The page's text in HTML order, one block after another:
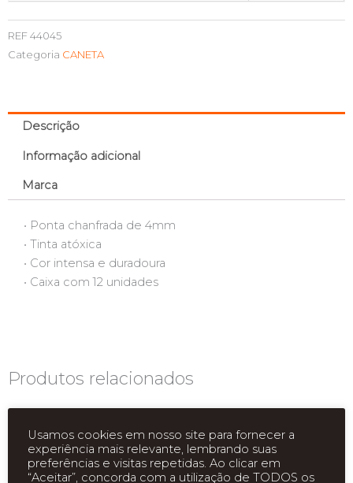
REF44045
Categoria CANETA
Descrição
Informação adicional
Marca
• Ponta chanfrada de 4mm
• Tinta atóxica
• Cor intensa e duradoura
• Caixa com 12 unidades
Produtos relacionados
Usamos cookies em nosso site para fornecer a
experiência mais relevante, lembrando suas
preferências e visitas repetidas. Ao clicar em
“Aceitar”, concorda com a utilização de TODOS os